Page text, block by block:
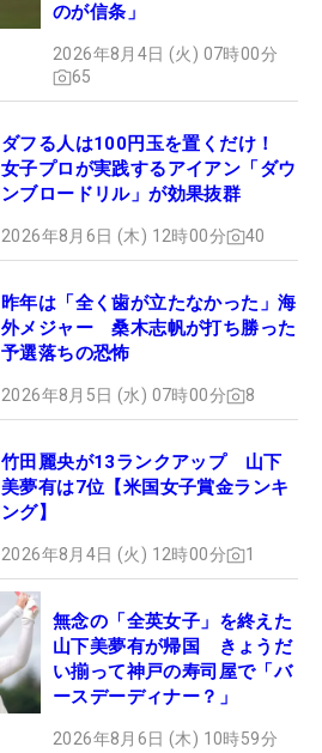
のが信条」
2026年8月4日 (火) 07時00分
65
ダフる人は100円玉を置くだけ！
女子プロが実践するアイアン「ダウ
ンブロードリル」が効果抜群
2026年8月6日 (木) 12時00分 40
昨年は「全く歯が立たなかった」海
外メジャー 桑木志帆が打ち勝った
予選落ちの恐怖
2026年8月5日 (水) 07時00分 8
竹田麗央が13ランクアップ 山下
美夢有は7位【米国女子賞金ランキ
ング】
2026年8月4日 (火) 12時00分 1
無念の「全英女子」を終えた
山下美夢有が帰国 きょうだ
い揃って神戸の寿司屋で「バ
ースデーディナー？」
2026年8月6日 (木) 10時59分